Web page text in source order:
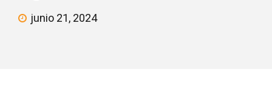
junio 21, 2024